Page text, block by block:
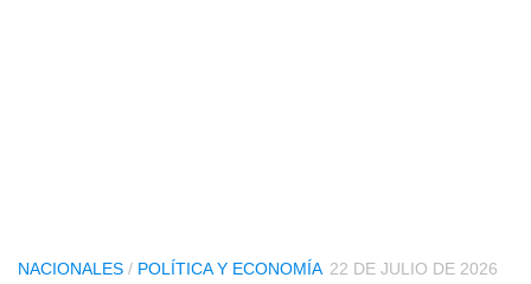
NACIONALES / POLÍTICA Y ECONOMÍA 22 DE JULIO DE 2026